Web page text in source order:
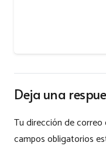
Deja una
Tu dirección de
campos obligatorios